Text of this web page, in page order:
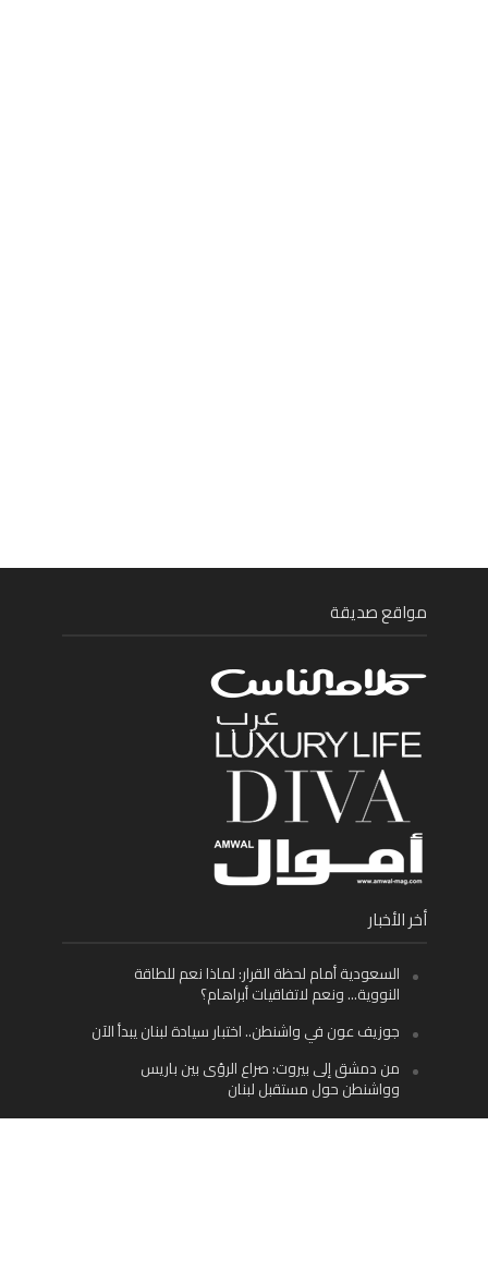
مواقع صديقة
أخر الأخبار
السعودية أمام لحظة القرار: لماذا نعم للطاقة
النووية… ونعم لاتفاقيات أبراهام؟
جوزيف عون في واشنطن.. اختبار سيادة لبنان يبدأ الآن
من دمشق إلى بيروت: صراع الرؤى بين باريس
وواشنطن حول مستقبل لبنان
اليسار اللبناني «اليقظ» وسيادة الدولة: لماذا يُعدّ نزع